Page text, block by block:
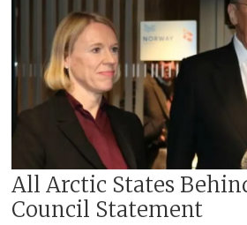
All Arctic States
Council Statement